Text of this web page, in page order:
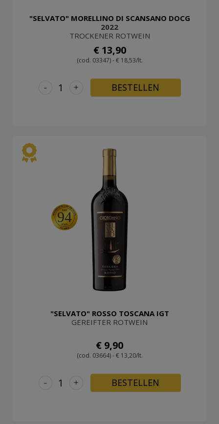
"SELVATO" MORELLINO DI SCANSANO DOCG
2022
TROCKENER ROTWEIN
€ 13,90
(cod. 03347) - € 18,53/lt.
+
- BESTELLEN
94
"SELVATO" ROSSO TOSCANA IGT
GEREIFTER ROTWEIN
€ 9,90
(cod. 03664) - € 13,20/lt.
+
- BESTELLEN